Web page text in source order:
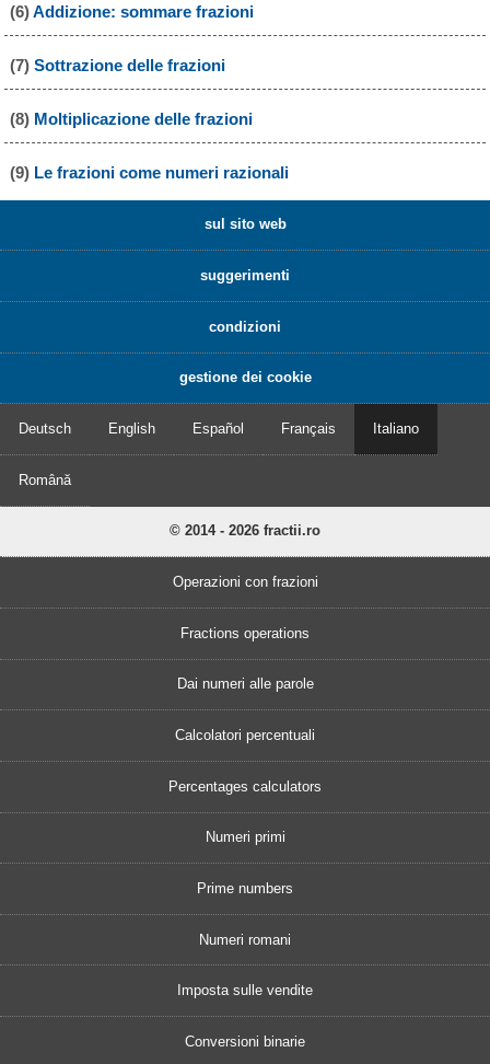
(6)Addizione: sommare frazioni
(7) Sottrazione delle frazioni
(8) Moltiplicazione delle frazioni
(9) Le frazioni come numeri razionali
sul sito web
suggerimenti
condizioni
gestione dei cookie
Deutsch English Español Français Italiano
Română
© 2014 - 2026 fractii.ro
Operazioni con frazioni
Fractions operations
Dai numeri alle parole
Calcolatori percentuali
Percentages calculators
Numeri primi
Prime numbers
Numeri romani
Imposta sulle vendite
Conversioni binarie